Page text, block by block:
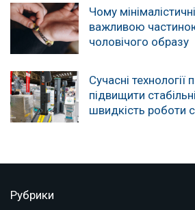
Чому
важливою
чоловічого образу
Сучасні технології
підвищити
швидкість роботи
Рубрики